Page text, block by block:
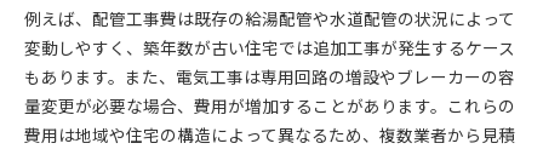
例えば、配管工事費は既存の給湯配管や水道配管の状況によって
変動しやすく、築年数が古い住宅では追加工事が発生するケース
もあります。また、電気工事は専用回路の増設やブレーカーの容
量変更が必要な場合、費用が増加することがあります。これらの
費用は地域や住宅の構造によって異なるため、複数業者から見積